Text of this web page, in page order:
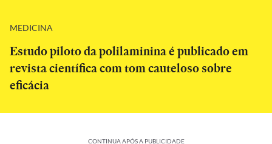
MEDICINA
Estudo piloto da polilaminina é publicado em
revista científica com tom cauteloso sobre
eficácia
CONTINUA APÓS A PUBLICIDADE